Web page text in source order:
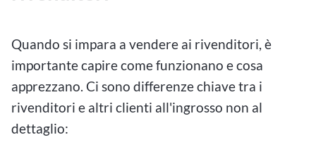
Quando si impara a vendere ai rivenditori, è
importante capire come funzionano e cosa
apprezzano. Ci sono differenze chiave tra i
rivenditori e altri clienti all'ingrosso non al
dettaglio: